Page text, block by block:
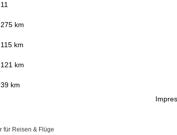
11
275 km
115 km
121 km
39 km